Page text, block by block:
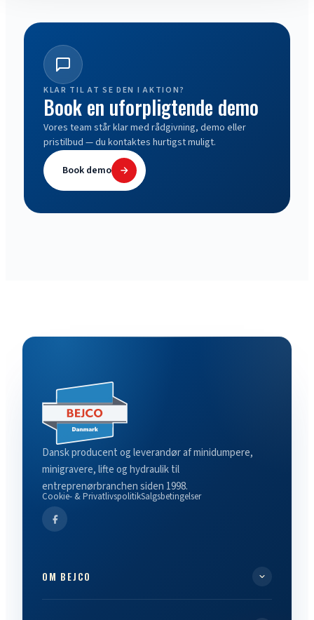
KLAR TIL AT SE DEN I AKTION?
Book en uforpligtende demo
Vores team står klar med rådgivning, demo eller
pristilbud — du kontaktes hurtigst muligt.
Book demo
Dansk producent og leverandør af minidumpere,
minigravere, lifte og hydraulik til
entreprenørbranchen siden 1998.
Cookie- & PrivatlivspolitikSalgsbetingelser
OM BEJCO